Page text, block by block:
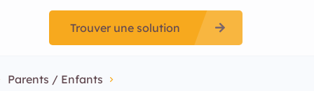
Trouver une solution
Parents / Enfants